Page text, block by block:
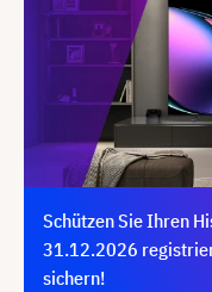
Schützen Sie Ihren
31.12.2026
sichern!